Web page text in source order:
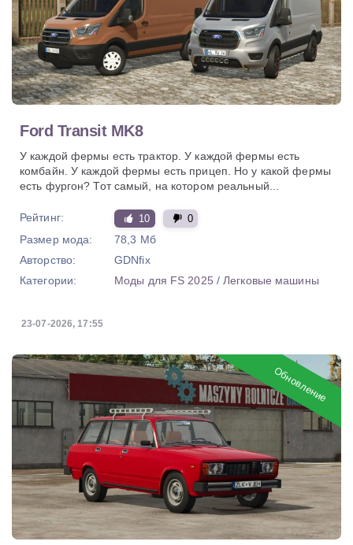
Ford Transit MK8
У каждой фермы есть трактор. У каждой фермы есть
комбайн. У каждой фермы есть прицеп. Но у какой фермы
есть фургон? Тот самый, на котором реальный...
Рейтинг: 10 0
Размер мода:
78,3 Мб
Авторство:
GDNfix
Категории:
Моды для FS 2025 / Легковые машины
23-07-2026, 17:55
Обновление